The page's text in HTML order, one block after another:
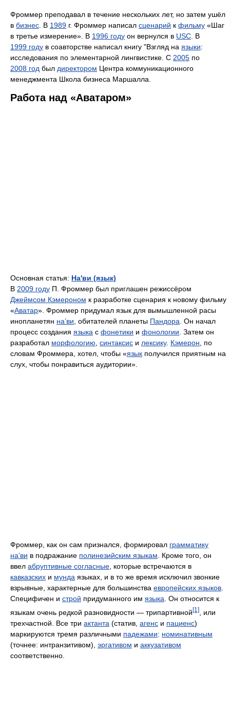
Фроммер преподавал в течение нескольких лет, но затем ушёл
в бизнес . В 1989 г. Фроммер написал сценарий к фильму «Шаг
в третье измерение». В 1996 году он вернулся в USC . В
1999 году в соавторстве написал книгу "Взгляд на языки:
исследования по элементарной лингвистике. С 2005 по
2008 год был директором Центра коммуникационного
менеджмента Школа бизнеса Маршалла.
Работа над «Аватаром»
Основная статья: На'ви (язык)
В 2009 году П. Фроммер был приглашен режиссёром
Джеймсом Кэмероном к разработке сценария к новому фильму
«Аватар». Фроммер придумал язык для вымышленной расы
инопланетян на’ви , обитателей планеты Пандора . Он начал
процесс создания языка с фонетики и фонологии . Затем он
разработал морфологию синтаксис и лексику. Кэмерон , по
словам Фроммера, хотел, чтобы «язык получился приятным на
слух, чтобы понравиться аудитории».
Фроммер, как он сам признался, формировал грамматику
на’ви в подражание полинезийским языкам . Кроме того, он
ввел абруптивные согласные , которые встречаются в
кавказских и мунда языках, и в то же время исключил звонкие
взрывные, характерные для большинства европейских языков
Специфичен и строй придуманного им языка . Он относится к
языкам очень редкой разновидности — трипартивной[1]
, или
трехчастной. Все три актанта (статив, агенс и пациенс)
маркируются тремя различными падежами: номинативным
(точнее: интранзитивом), эргативом и аккузативом
соответственно.